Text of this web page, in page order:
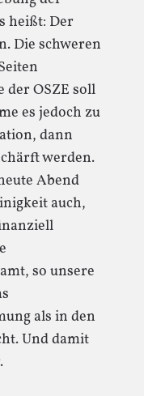
heißt: Der
Die schweren
der OSZE soll
es jedoch zu
dann
werden.
Abend
auch,
so unsere
als in den
Und damit